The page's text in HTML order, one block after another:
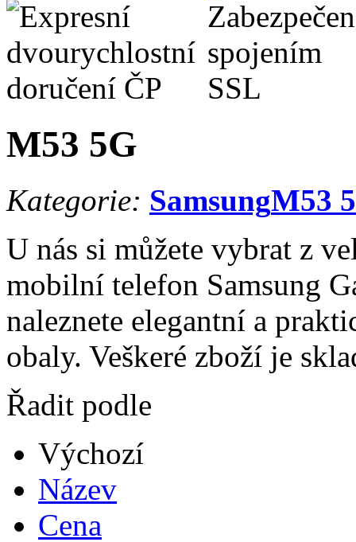
M53 5G
Kategorie: SamsungM53
U nás si můžete vybrat z
mobilní telefon Samsung
naleznete elegantní a
obaly. Veškeré zboží je
Řadit podle
Výchozí
Název
Cena